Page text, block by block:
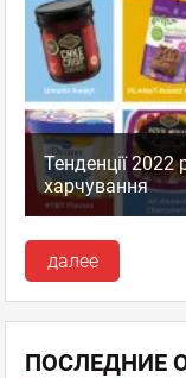
Тенденції 2022
харчування
далее
ПОСЛЕДНИЕ